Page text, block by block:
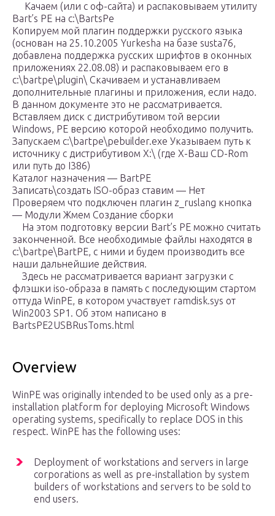
Качаем (или с оф-сайта) и распаковываем утилиту
Bart’s PE на c:\BartsPe
Копируем мой плагин поддержки русского языка
(основан на 25.10.2005 Yurkesha на базе susta76,
добавлена поддержка русских шрифтов в оконных
приложениях 22.08.08) и распаковываем его в
c:\bartpe\plugin\ Скачиваем и устанавливаем
дополнительные плагины и приложения, если надо.
В данном документе это не рассматривается.
Вставляем диск с дистрибутивом той версии
Windows, PE версию которой необходимо получить.
Запускаем c:\bartpe\pebuilder.exe Указываем путь к
источнику с дистрибутивом X:\ (где X-Ваш CD-Rom
или путь до I386)
Каталог назначения — BartPE
Записать\создать ISO-образ ставим — Нет
Проверяем что подключен плагин z_ruslang кнопка
— Модули Жмем Создание сборки
На этом подготовку версии Bart’s PE можно считать
законченной. Все необходимые файлы находятся в
c:\bartpe\BartPE, с ними и будем производить все
наши дальнейшие действия.
Здесь не рассматривается вариант загрузки c
флэшки iso-образа в память с последующим стартом
оттуда WinPE, в котором участвует ramdisk.sys от
Win2003 SP1. Об этом написано в
BartsPE2USBRusToms.html
Overview
WinPE was originally intended to be used only as a pre-
installation platform for deploying Microsoft Windows
operating systems, specifically to replace DOS in this
respect. WinPE has the following uses:
Deployment of workstations and servers in large
corporations as well as pre-installation by system
builders of workstations and servers to be sold to
end users.